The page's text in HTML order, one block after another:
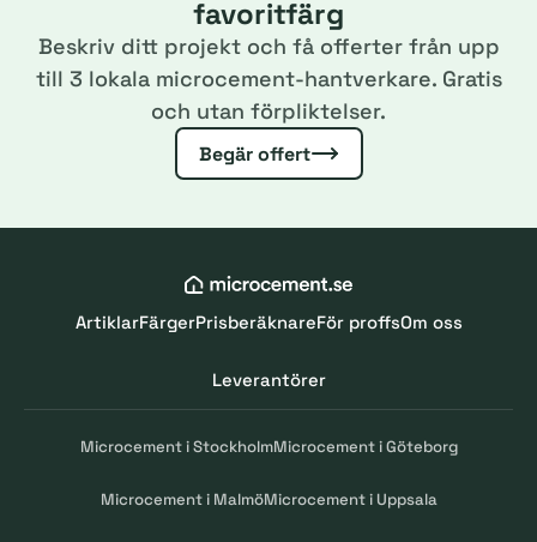
favoritfärg
Beskriv ditt projekt och få offerter från upp
till 3 lokala microcement-hantverkare. Gratis
och utan förpliktelser.
Begär offert
ArtiklarFärgerPrisberäknareFör proffsOm oss
Leverantörer
Microcement i StockholmMicrocement i Göteborg
Microcement i MalmöMicrocement i Uppsala